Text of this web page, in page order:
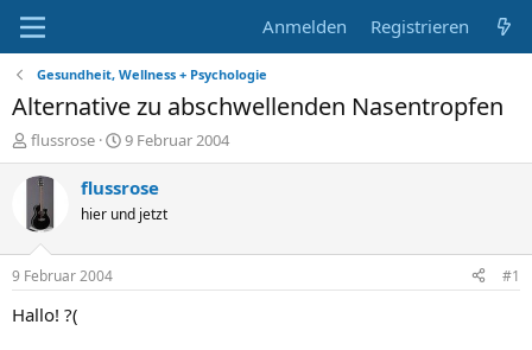
Anmelden Registrieren
Gesundheit, Wellness + Psychologie
Alternative zu abschwellenden Nasentropfen
E
r
s
t
e
l
e
r
flussrose
E
r
s
e
t
9 Februar 2004
flussrose
hier und jetzt
9 Februar 2004 #1
Hallo! ?(